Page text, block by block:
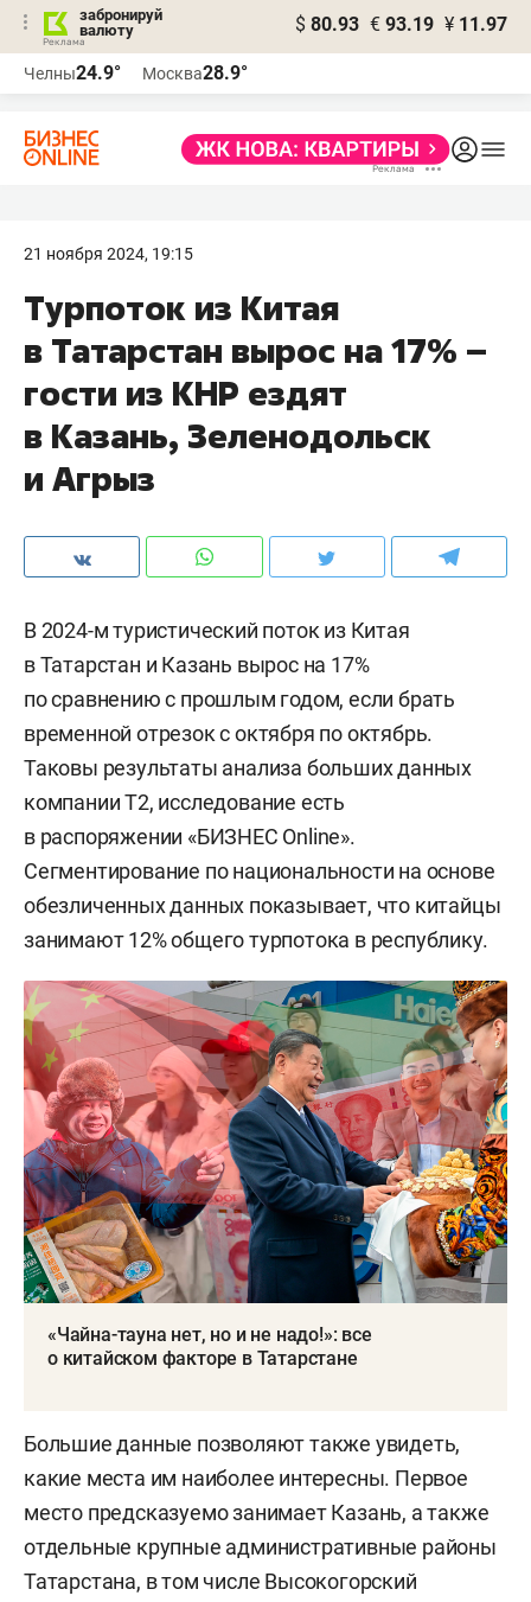
забронируй
валюту
$ 80.93 € 93.19 ¥ 11.97
Челны24.9° Москва28.9°
21 ноября 2024, 19:15
Турпоток из Китая
в Татарстан вырос на 17% –
гости из КНР ездят
в Казань, Зеленодольск
и Агрыз
В 2024-м туристический поток из Китая
в Татарстан и Казань вырос на 17%
по сравнению с прошлым годом, если брать
временной отрезок с октября по октябрь.
Таковы результаты анализа больших данных
компании T2, исследование есть
в распоряжении «БИЗНЕС Online».
Сегментирование по национальности на основе
обезличенных данных показывает, что китайцы
занимают 12% общего турпотока в республику.
«Чайна-тауна нет, но и не надо!»: все
о китайском факторе в Татарстане
Большие данные позволяют также увидеть,
какие места им наиболее интересны. Первое
место предсказуемо занимает Казань, а также
отдельные крупные административные районы
Татарстана, в том числе Высокогорский